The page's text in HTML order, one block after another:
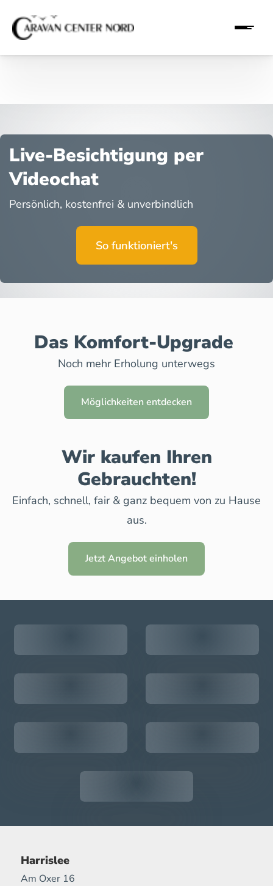
Live-Besichtigung per
Videochat
Persönlich, kostenfrei & unverbindlich
So funktioniert's
Das Komfort-Upgrade
Noch mehr Erholung unterwegs
Möglichkeiten entdecken
Wir kaufen Ihren
Gebrauchten!
Einfach, schnell, fair & ganz bequem von zu Hause
aus.
Jetzt Angebot einholen
Harrislee
Am Oxer 16